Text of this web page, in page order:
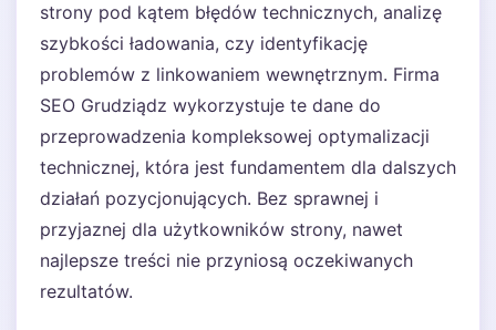
strony pod kątem błędów technicznych, analizę
szybkości ładowania, czy identyfikację
problemów z linkowaniem wewnętrznym. Firma
SEO Grudziądz wykorzystuje te dane do
przeprowadzenia kompleksowej optymalizacji
technicznej, która jest fundamentem dla dalszych
działań pozycjonujących. Bez sprawnej i
przyjaznej dla użytkowników strony, nawet
najlepsze treści nie przyniosą oczekiwanych
rezultatów.